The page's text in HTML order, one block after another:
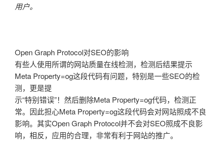
用户。
Open Graph Protocol对SEO的影响
有些人使用所谓的网站质量在线检测，检测后结果提示
Meta Property=og这段代码有问题，特别是一些SEO的检
测，更是提
示“特别错误”！然后删除Meta Property=og代码，检测正
常。因此担心Meta Property=og这段代码会对网站照成不良
影响。其实Open Graph Protocol并不会对SEO照成不良影
响，相反，应用的合理，非常有利于网站的推广。